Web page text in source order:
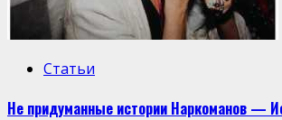
Статьи
Не придуманные истории Наркоманов —